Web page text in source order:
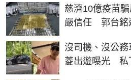
慈濟10億疫苗
嚴信任 郭台銘
沒司機、沒公
菱出遊曝光 私